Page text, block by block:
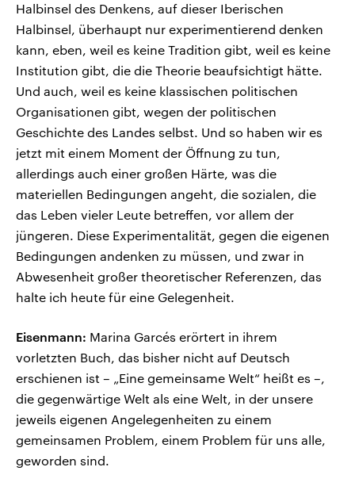
Halbinsel des Denkens, auf dieser Iberischen
Halbinsel, überhaupt nur experimentierend denken
kann, eben, weil es keine Tradition gibt, weil es keine
Institution gibt, die die Theorie beaufsichtigt hätte.
Und auch, weil es keine klassischen politischen
Organisationen gibt, wegen der politischen
Geschichte des Landes selbst. Und so haben wir es
jetzt mit einem Moment der Öffnung zu tun,
allerdings auch einer großen Härte, was die
materiellen Bedingungen angeht, die sozialen, die
das Leben vieler Leute betreffen, vor allem der
jüngeren. Diese Experimentalität, gegen die eigenen
Bedingungen andenken zu müssen, und zwar in
Abwesenheit großer theoretischer Referenzen, das
halte ich heute für eine Gelegenheit.
Eisenmann: Marina Garcés erörtert in ihrem
vorletzten Buch, das bisher nicht auf Deutsch
erschienen ist – „Eine gemeinsame Welt“ heißt es –,
die gegenwärtige Welt als eine Welt, in der unsere
jeweils eigenen Angelegenheiten zu einem
gemeinsamen Problem, einem Problem für uns alle,
geworden sind.